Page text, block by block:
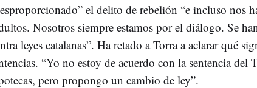
el delito de rebelión “e incluso nos
Nosotros siempre estamos por el diálogo. Se
leyes catalanas”. Ha retado a Torra a aclarar qué
“Yo no estoy de acuerdo con la sentencia del
pero propongo un cambio de ley”.